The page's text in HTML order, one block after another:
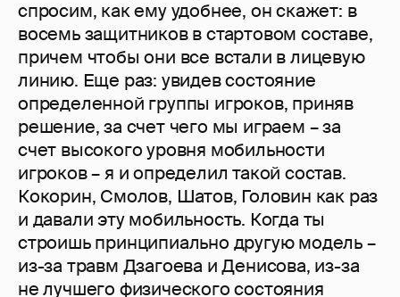
спросим, как ему удобнее, он скажет: в
восемь защитников в стартовом составе,
причем чтобы они все встали в лицевую
линию. Еще раз: увидев состояние
определенной группы игроков, приняв
решение, за счет чего мы играем – за
счет высокого уровня мобильности
игроков – я и определил такой состав.
Кокорин, Смолов, Шатов, Головин как раз
и давали эту мобильность. Когда ты
строишь принципиально другую модель –
из-за травм Дзагоева и Денисова, из-за
не лучшего физического состояния